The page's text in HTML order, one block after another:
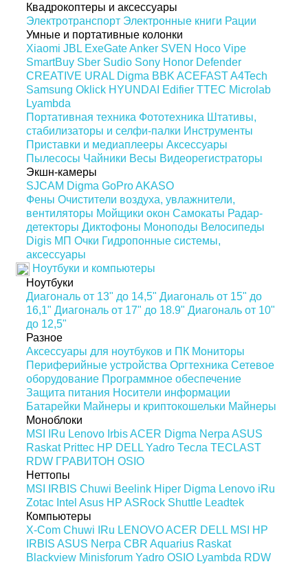
Квадрокоптеры и аксессуары
Электротранспорт Электронные книги Рации
Умные и портативные колонки
Xiaomi JBL ExeGateAnker SVEN Hoco Vipe
SmartBuy Sber Sudio Sony Honor Defender
CREATIVE URAL Digma BBK ACEFASTA4Tech
Samsung Oklick HYUNDAI Edifier TTEC Microlab
Lyambda
Портативная техника Фототехника Штативы,
стабилизаторы и селфи-палки Инструменты
Приставки и медиаплееры Аксессуары
Пылесосы Чайники Весы Видеорегистраторы
Экшн-камеры
SJCAM Digma GoProAKASO
Фены Очистители воздуха, увлажнители,
вентиляторы Мойщики окон Самокаты Радар-
детекторы Диктофоны Моноподы Велосипеды
Digis МП Очки Гидропонные системы,
аксессуары
Ноутбуки и компьютеры
Ноутбуки
Диагональ от 13" до 14,5" Диагональ от 15" до
16,1" Диагональ от 17" до 18.9" Диагональ от 10"
до 12,5"
Разное
Аксессуары для ноутбуков и ПК Мониторы
Периферийные устройства Оргтехника Сетевое
оборудование Программное обеспечение
Защита питания Носители информации
Батарейки Майнеры и криптокошельки Майнеры
Моноблоки
MSI
IRu Lenovo IrbisACER Digma Nerpa ASUS
Raskat Prittec HP DELL Yadro Тесла TECLAST
RDW ГРАВИТОН OSIO
Неттопы
MSI
IRBIS Chuwi Beelink Hiper Digma Lenovo iRu
Zotac Intel Asus HP ASRock Shuttle Leadtek
Компьютеры
X-Com Chuwi IRu LENOVOACER DELL MSI
HP
IRBIS ASUS Nerpa CBR Aquarius Raskat
Blackview Minisforum Yadro OSIO Lyambda RDW